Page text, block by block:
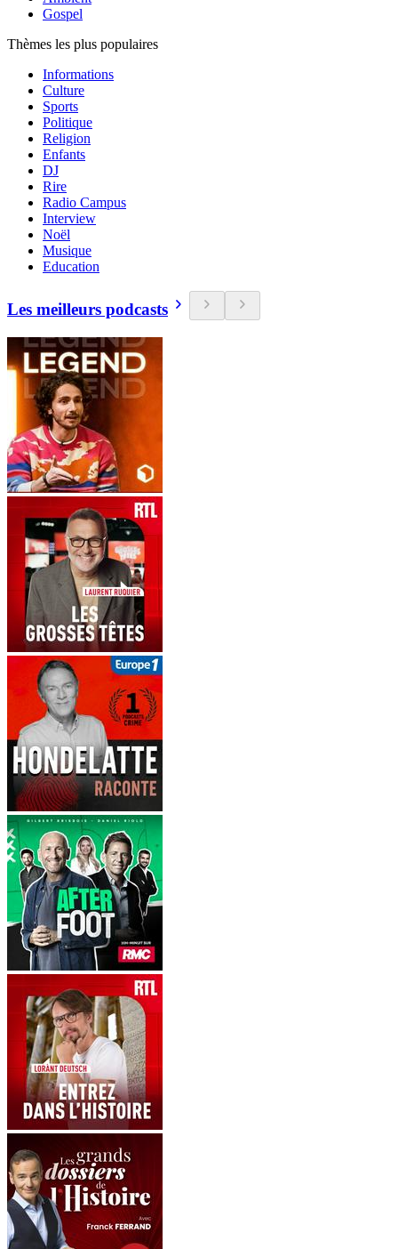
Gospel
Thèmes les plus populaires
Informations
Culture
Sports
Politique
Religion
Enfants
DJ
Rire
Radio Campus
Interview
Noël
Musique
Education
Les meilleurs podcasts